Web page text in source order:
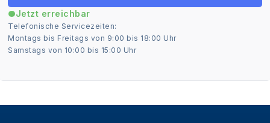
Jetzt erreichbar
Telefonische Servicezeiten:
Montags bis Freitags von 9:00 bis 18:00 Uhr
Samstags von 10:00 bis 15:00 Uhr